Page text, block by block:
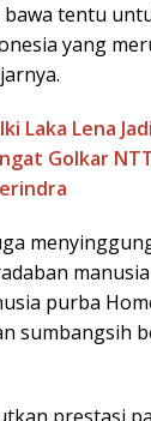
tentu
yang
Laka Lena
Golkar
purba
sumbangsih